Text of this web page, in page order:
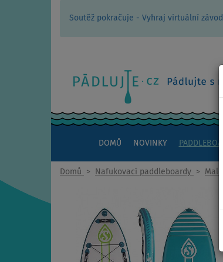
Soutěž pokračuje - Vyhraj virtuální závod
DOMŮ NOVINKY
Domů > Nafukovací paddleboardy >